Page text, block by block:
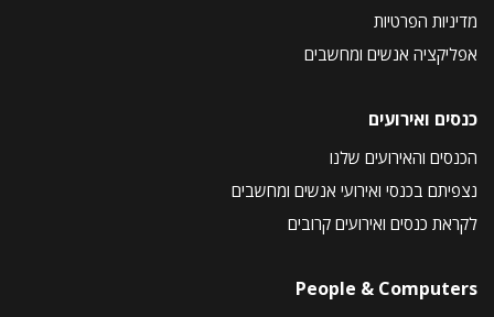
מדיניות הפרטיות
אפליקציה אנשים ומחשבים
כנסים ואירועים
הכנסים והאירועים שלנו
נצפיתם בכנסי ואירועי אנשים ומחשבים
לקראת כנסים ואירועים קרובים
People & Computers